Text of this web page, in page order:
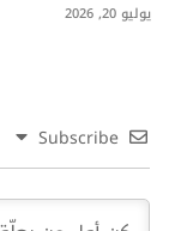
يوليو 20, 2026
Subscribe